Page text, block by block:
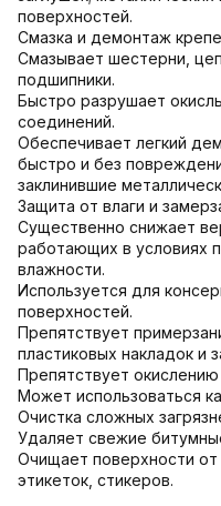
поверхностей.
Смазка и демонтаж
Смазывает шестерни,
подшипники.
Быстро разрушает
соединений.
Обеспечивает легкий
быстро и без
заклинившие
Защита от влаги и
Существенно снижает
работающих в условиях
влажности.
Используется для
поверхностей.
Препятствует
пластиковых накладок и
Препятствует окислению
Может использоваться
Очистка сложных
Удаляет свежие
Очищает поверхности от
этикеток, стикеров.